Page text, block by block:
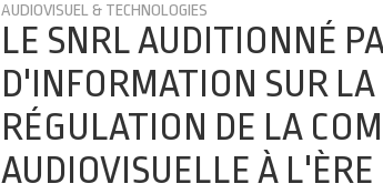
AUDIOVISUEL & TECHNOLOGIES
LE SNRL AUDITIONNÉ
D'INFORMATION SUR
RÉGULATION DE LA
AUDIOVISUELLE À